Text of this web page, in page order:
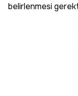
belirlenmesi